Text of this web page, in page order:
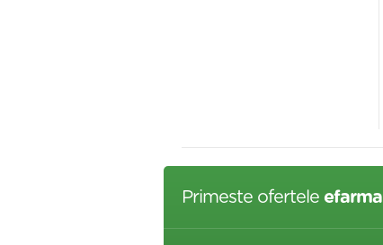
Primeste ofertele efarma